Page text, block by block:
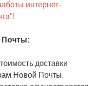
интернет-
Почты:
доставки
Новой Почты.